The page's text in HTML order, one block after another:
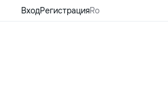
ВходРегистрацияRo